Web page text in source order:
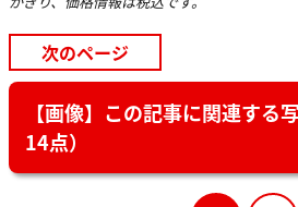
次のページ
【画像】この記事に関連する
14点）